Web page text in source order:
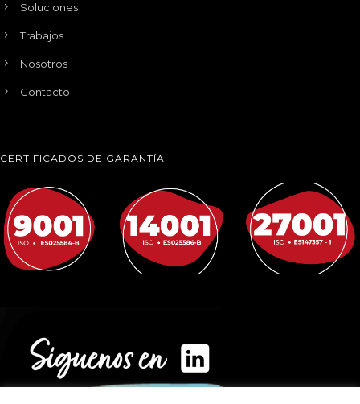
Soluciones
Trabajos
Nosotros
Contacto
CERTIFICADOS DE GARANTÍA